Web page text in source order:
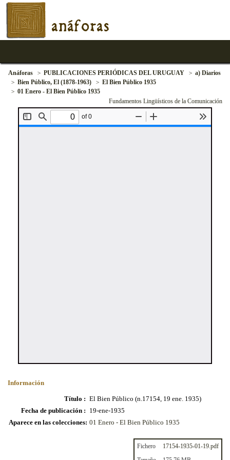
anáforas
Anáforas PUBLICACIONES PERIÓDICAS DEL URUGUAY
a) Diarios
Bien Público, El (1878-1963)
El Bien Público 1935
01 Enero - El Bien Público 1935
Fundamentos Lingüísticos de la Comunicación
Información
Título : El Bien Público (n.17154, 19 ene. 1935)
Fecha de publicación : 19-ene-1935
Aparece en las colecciones: 01 Enero - El Bien Público 1935
Fichero
17154-1935-01-19.pdf